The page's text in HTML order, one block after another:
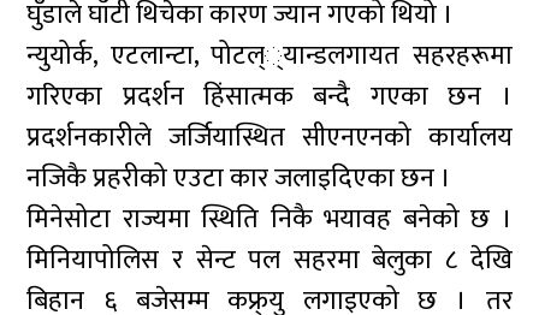
घुँडाले घाँटी थिचेका कारण ज्यान गएको थियो ।
न्युयोर्क, एटलान्टा, पोटल््यान्डलगायत सहरहरूमा
गरिएका प्रदर्शन हिंसात्मक बन्दै गएका छन ।
प्रदर्शनकारीले जर्जियास्थित सीएनएनको कार्यालय
नजिकै प्रहरीको एउटा कार जलाइदिएका छन ।
मिनेसोटा राज्यमा स्थिति निकै भयावह बनेको छ ।
मिनियापोलिस र सेन्ट पल सहरमा बेलुका ८ देखि
बिहान ६ बजेसम्म कफ्र्यु लगाइएको छ । तर